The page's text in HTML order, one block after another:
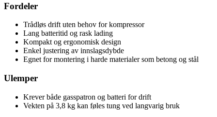
Fordeler
Trådløs drift uten behov for kompressor
Lang batteritid og rask lading
Kompakt og ergonomisk design
Enkel justering av innslagsdybde
Egnet for montering i harde materialer som betong og stål
Ulemper
Krever både gasspatron og batteri for drift
Vekten på 3,8 kg kan føles tung ved langvarig bruk